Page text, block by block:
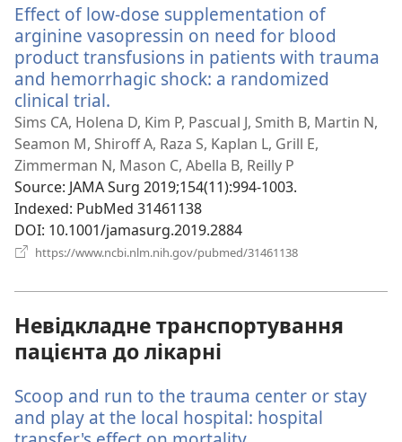
вікні)
Effect of low-dose supplementation of
arginine vasopressin on need for blood
product transfusions in patients with trauma
and hemorrhagic shock: a randomized
clinical trial.
у
новому
вікні)
Sims CA, Holena D, Kim P, Pascual J, Smith B, Martin N,
Seamon M, Shiroff A, Raza S, Kaplan L, Grill E,
Zimmerman N, Mason C, Abella B, Reilly P
Source‎: JAMA Surg 2019;154(11):994-1003.
Indexed‎: PubMed 31461138
DOI‎: 10.1001/jamasurg.2019.2884
https://www.ncbi.nlm.nih.gov/pubmed/31461138
Невідкладне транспортування
пацієнта до лікарні
Scoop and run to the trauma center or stay
and play at the local hospital: hospital